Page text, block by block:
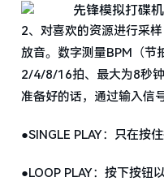
2、对喜欢的资源进行采
放音。数字测量BPM（节
2/4/8/16拍、最大为8秒
准备好的话，通过输入信
●SINGLE PLAY：只在按
●LOOP PLAY：按下按钮